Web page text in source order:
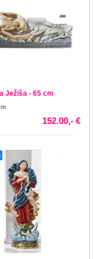
Ježiša - 65 cm
152.00,- €